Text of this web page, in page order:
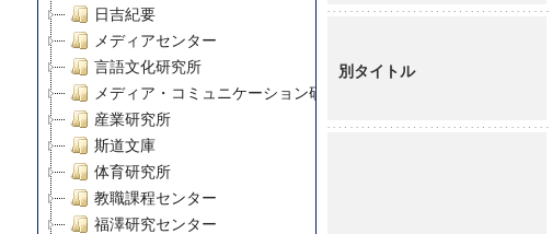
日吉紀要
メディアセンター
言語文化研究所
メディア・コミュニケーション研究所
産業研究所
斯道文庫
体育研究所
教職課程センター
福澤研究センター
別タイトル